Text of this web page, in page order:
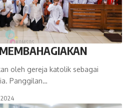
oleh gereja katolik sebagai
Panggilan…